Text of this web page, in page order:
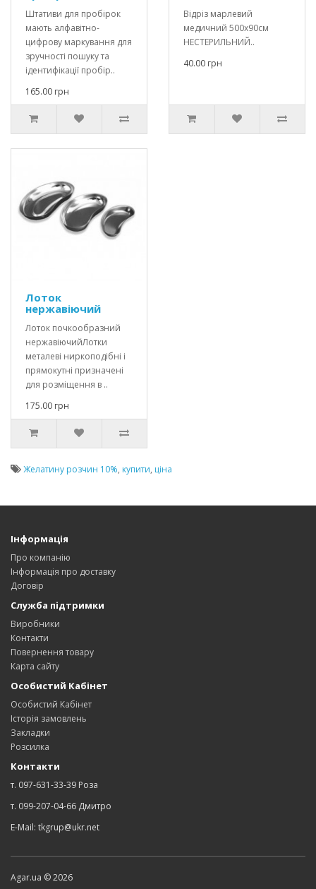
Штативи для пробірок
мають алфавітно-
цифрову маркування для
зручності пошуку та
ідентифікації пробір..
165.00 грн
Відріз марлевий
медичний 500х90см
НЕСТЕРИЛЬНИЙ..
40.00 грн
Лоток
нержавіючий
Лоток почкообразний
нержавіючийЛотки
металеві ниркоподібні і
прямокутні призначені
для розміщення в ..
175.00 грн
Желатину розчин 10%, купити, ціна
Інформація
Про компанію
Інформація про доставку
Договір
Служба підтримки
Виробники
Контакти
Повернення товару
Карта сайту
Особистий Кабінет
Особистий Кабінет
Історія замовлень
Закладки
Розсилка
Контакти
т. 097-631-33-39 Роза
т. 099-207-04-66 Дмитро
E-Mail: tkgrup@ukr.net
Agar.ua © 2026